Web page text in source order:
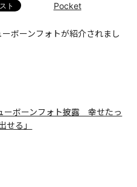
Pocket
ボーンフォトが紹介されまし
ーボーンフォト披露 幸せたっ
せる」